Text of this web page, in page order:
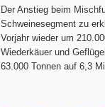
Der Anstieg beim
Schweinesegment zu
Vorjahr wieder um
Wiederkäuer und
63.000 Tonnen auf 6,3